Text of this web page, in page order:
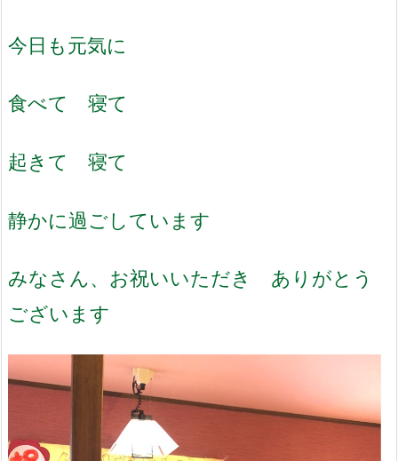
今日も元気に
食べて 寝て
起きて 寝て
静かに過ごしています
みなさん、お祝いいただき ありがとう
ございます